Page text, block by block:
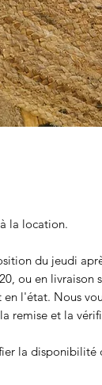
la location.
du jeudi
ou en livraison
l'état. Nous
remise et la
la